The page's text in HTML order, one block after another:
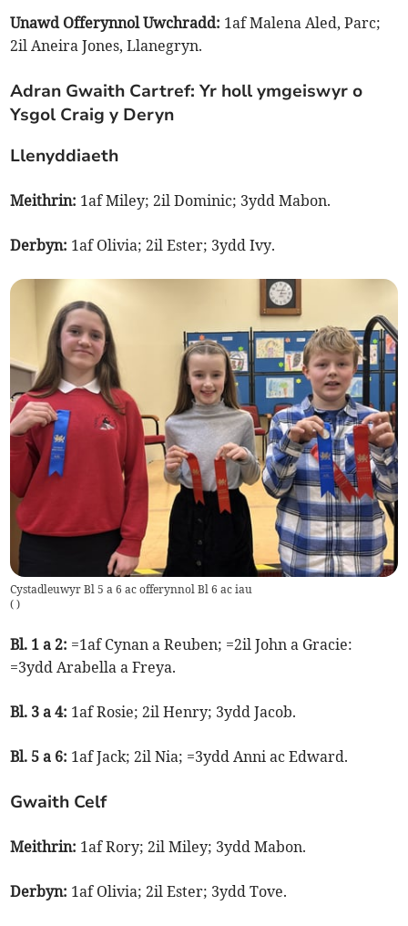
Unawd Offerynnol Uwchradd: 1af Malena Aled, Parc;
2il Aneira Jones, Llanegryn.
Adran Gwaith Cartref: Yr holl ymgeiswyr o
Ysgol Craig y Deryn
Llenyddiaeth
Meithrin: 1af Miley; 2il Dominic; 3ydd Mabon.
Derbyn: 1af Olivia; 2il Ester; 3ydd Ivy.
Cystadleuwyr Bl 5 a 6 ac offerynnol Bl 6 ac iau
( )
Bl. 1 a 2: =1af Cynan a Reuben; =2il John a Gracie:
=3ydd Arabella a Freya.
Bl. 3 a 4: 1af Rosie; 2il Henry; 3ydd Jacob.
Bl. 5 a 6: 1af Jack; 2il Nia; =3ydd Anni ac Edward.
Gwaith Celf
Meithrin: 1af Rory; 2il Miley; 3ydd Mabon.
Derbyn: 1af Olivia; 2il Ester; 3ydd Tove.